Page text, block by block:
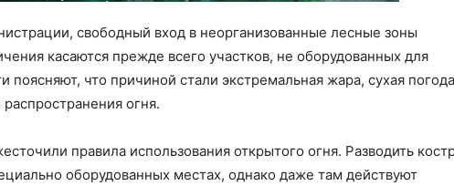
свободный вход в неорганизованные лесные зоны
касаются прежде всего участков, не оборудованных для
поясняют, что причиной стали экстремальная жара, сухая погода
огня.
правила использования открытого огня. Разводить
оборудованных местах, однако даже там действуют